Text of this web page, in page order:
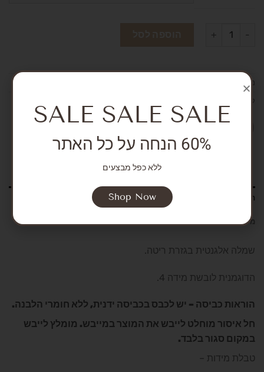
מק"ט:
תיאור
מידע נוסף
שמלה אלגנטית בגזרת ריטה.
הדוגמנית לובשת מידה 4.
הוראות כביסה – יש לכבס בכביסה ידנית, ללא חומרי הלבנה.
חל איסור מוחלט לייבש את המוצר במייבש. מומלץ לייבש
במקום סגור בלבד.
טבלת מידות –
SALE SALE SALE
60% הנחה על כל האתר
ללא כפל מבצעים
Shop Now